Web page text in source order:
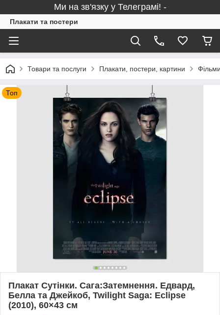
Ми на зв'язку у Телеграмі! -
Плакати та постери
Товари та послуги Плакати, постери, картини
Топ
Плакат Сутінки. Сага:Затемнення. Едвард,
Белла та Джейкоб, Twilight Saga: Eclipse
(2010), 60×43 см